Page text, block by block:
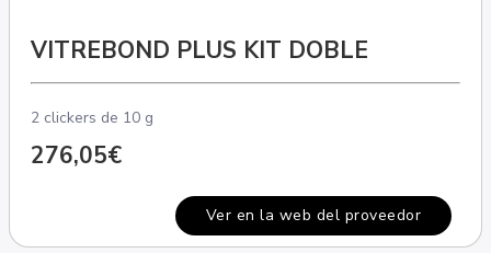
VITREBOND PLUS KIT DOBLE
2 clickers de 10 g
276,05€
Ver en la web del proveedor